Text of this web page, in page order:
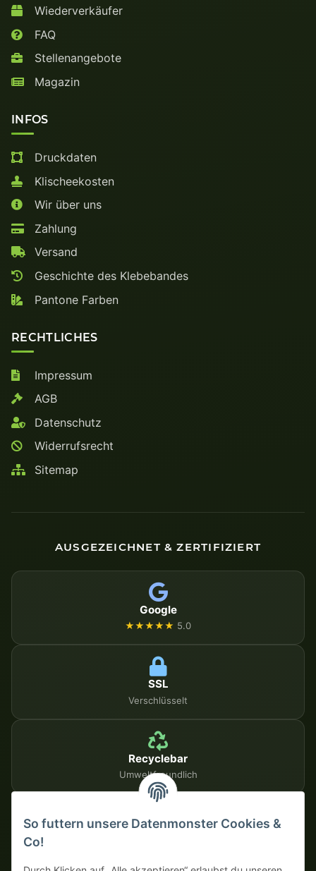
Wiederverkäufer
FAQ
Stellenangebote
Magazin
INFOS
Druckdaten
Klischeekosten
Wir über uns
Zahlung
Versand
Geschichte des Klebebandes
Pantone Farben
RECHTLICHES
Impressum
AGB
Datenschutz
Widerrufsrecht
Sitemap
AUSGEZEICHNET & ZERTIFIZIERT
Google
★★★★★ 5.0
SSL
Verschlüsselt
Recyclebar
Umweltfreundlich
SICHERE ZAHLUNGSMETHODEN
So futtern unsere Datenmonster Cookies &
Co!